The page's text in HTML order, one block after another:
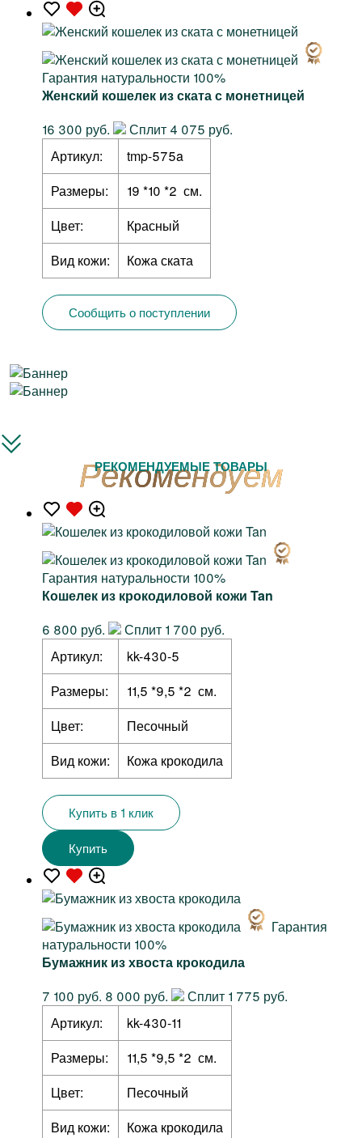
Гарантия натуральности 100%
Женский кошелек из ската с монетницей
16 300 руб.
Сплит 4 075 руб.
Артикул:
tmp-575a
Размеры:
19 *10 *2 см.
Цвет:
Красный
Вид кожи:
Кожа ската
Сообщить о поступлении
РЕКОМЕНДУЕМЫЕ ТОВАРЫ
Гарантия натуральности 100%
Кошелек из крокодиловой кожи Tan
6 800 руб.
Сплит 1 700 руб.
Артикул:
kk-430-5
Размеры:
11,5 *9,5 *2 см.
Цвет:
Песочный
Вид кожи:
Кожа крокодила
Купить в 1 клик
Купить
Гарантия
натуральности 100%
Бумажник из хвоста крокодила
7 100 руб. 8 000 руб.
Сплит 1 775 руб.
Артикул:
kk-430-11
Размеры:
11,5 *9,5 *2 см.
Цвет:
Песочный
Вид кожи:
Кожа крокодила